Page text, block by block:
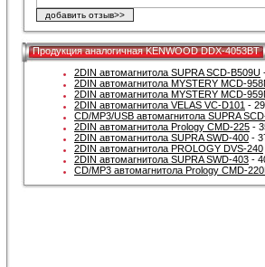
Продукция аналогичная KENWOOD DDX-4053BT
2DIN автомагнитола SUPRA SCD-B509U
2DIN автомагнитола MYSTERY MCD-
2DIN автомагнитола MYSTERY MCD-
2DIN автомагнитола VELAS VC-D101 -
CD/MP3/USB автомагнитола SUPRA
2DIN автомагнитола Prology CMD-225 -
2DIN автомагнитола SUPRA SWD-400 -
2DIN автомагнитола PROLOGY DVS-240
2DIN автомагнитола SUPRA SWD-403 -
CD/MP3 автомагнитола Prology CMD-